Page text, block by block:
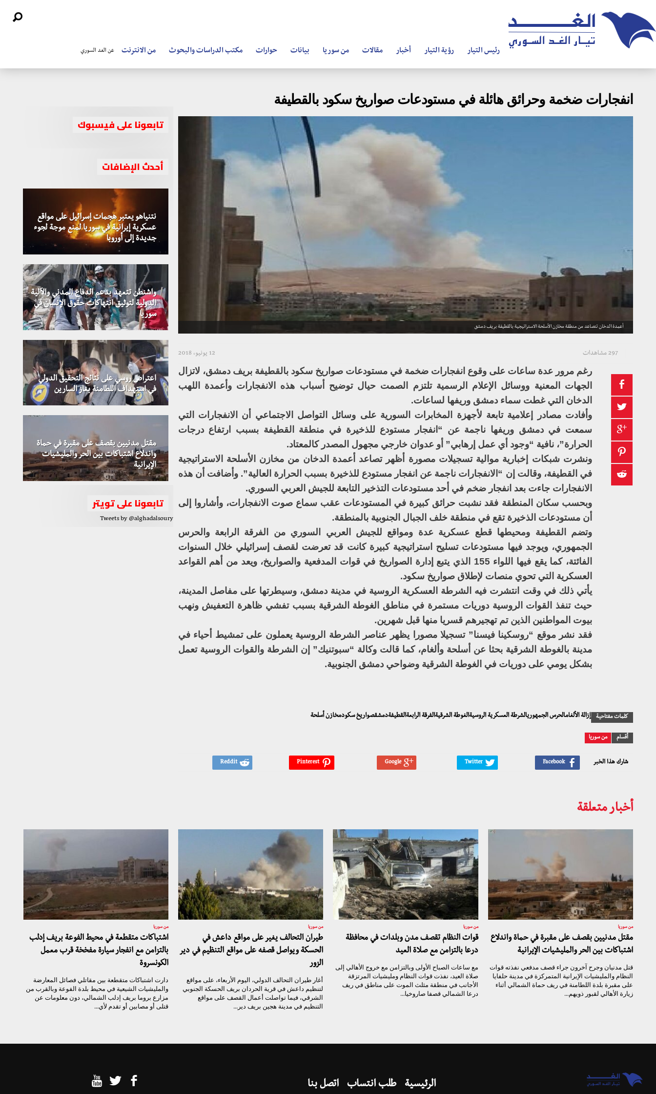
رئيس التيار رؤية التيار أخبار مقالات من سوريا بيانات حوارات مكتب الدراسات والبحوث من الانترنت عن الغد السوري
انفجارات ضخمة وحرائق هائلة في مستودعات صواريخ سكود بالقطيفة
أعمدة الدخان تتصاعد من منطقة مخازن الأسلحة الاستراتيجية بالقطيفة بريف دمشق
12 يونيو، 2018 297 مشاهدات
رغم مرور عدة ساعات على وقوع انفجارات ضخمة في مستودعات صواريخ سكود بالقطيفة بريف دمشق، لاتزال
الجهات المعنية ووسائل الإعلام الرسمية تلتزم الصمت حيال توضيح أسباب هذه الانفجارات وأعمدة اللهب
الدخان التي غطت سماء دمشق وريفها لساعات.
وأفادت مصادر إعلامية تابعة لأجهزة المخابرات السورية على وسائل التواصل الاجتماعي أن الانفجارات التي
سمعت في دمشق وريفها ناجمة عن “انفجار مستودع للذخيرة في منطقة القطيفة بسبب ارتفاع درجات
الحرارة”، نافية “وجود أي عمل إرهابي” أو عدوان خارجي مجهول المصدر كالمعتاد.
ونشرت شبكات إخبارية موالية تسجيلات مصورة أظهر تصاعد أعمدة الدخان من مخازن الأسلحة الاستراتيجية
في القطيفة، وقالت إن “الانفجارات ناجمة عن انفجار مستودع للذخيرة بسبب الحرارة العالية”. وأضافت أن هذه
الانفجارات جاءت بعد انفجار ضخم في أحد مستودعات التذخير التابعة للجيش العربي السوري.
وبحسب سكان المنطقة فقد نشبت حرائق كبيرة في المستودعات عقب سماع صوت الانفجارات، وأشاروا إلى
أن مستودعات الذخيرة تقع في منطقة خلف الجبال الجنوبية بالمنطقة.
وتضم القطيفة ومحيطها قطع عسكرية عدة ومواقع للجيش العربي السوري من الفرقة الرابعة والحرس
الجمهوري، ويوجد فيها مستودعات تسليح استراتيجية كبيرة كانت قد تعرضت لقصف إسرائيلي خلال السنوات
الفائتة، كما يقع فيها اللواء 155 الذي يتبع إدارة الصواريخ في قوات المدفعية والصواريخ، ويعد من أهم القواعد
العسكرية التي تحوي منصات لإطلاق صواريخ سكود.
يأتي ذلك في وقت انتشرت فيه الشرطة العسكرية الروسية في مدينة دمشق، وسيطرتها على مفاصل المدينة،
حيث تنفذ القوات الروسية دوريات مستمرة في مناطق الغوطة الشرقية بسبب تفشي ظاهرة التعفيش ونهب
بيوت المواطنين الذين تم تهجيرهم قسريا منها قبل شهرين.
فقد نشر موقع “روسكينا فيسنا” تسجيلا مصورا يظهر عناصر الشرطة الروسية يعملون على تمشيط أحياء في
مدينة بالغوطة الشرقية بحثا عن أسلحة وألغام، كما قالت وكالة “سبوتنيك” إن الشرطة والقوات الروسية تعمل
بشكل يومي على دوريات في الغوطة الشرقية وضواحي دمشق الجنوبية.
كلمات مفتاحية إزالة الألغامالحرس الجمهوريالشرطة العسكرية الروسيةالغوطة الشرقيةالفرقة الرابعةالقطيفةدمشقصواريخ سكودمخازن أسلحة
أقسام من سوريا
شارك هذا الخبر
تابعونا على فيسبوك
أحدث الإضافات
نتنياهو يعتبر هجمات إسرائيل على مواقع
عسكرية إيرانية في سوريا لمنع موجة لجوء
جديدة إلى أوروبا
واشنطن تتعهد بدعم الدفاع المدني والآلية
الدولية لتوثيق انتهاكات حقوق الإنسان في
سوريا
اعتراض روسي على نتائج التحقيق الدولي
في استهداف اللطامنة بغاز السارين
مقتل مدنيين بقصف على مقبرة في حماة
واندلاع اشتباكات بين الحر والمليشيات
الإيرانية
تابعونا على تويتر
Tweets by @alghadalsoury
أخبار متعلقة
من سوريا
مقتل مدنيين بقصف على مقبرة في حماة واندلاع
اشتباكات بين الحر والمليشيات الإيرانية
قتل مدنيان وجرح آخرون جراء قصف مدفعي نفذته قوات
النظام والمليشيات الإيرانية المتمركزة في مدينة حلفايا
على مقبرة بلدة اللطامنة في ريف حماة الشمالي أثناء
زيارة الأهالي لقبور ذويهم...
من سوريا
قوات النظام تقصف مدن وبلدات في محافظة
درعا بالتزامن مع صلاة العيد
مع ساعات الصباح الأولى وبالتزامن مع خروج الأهالي إلى
صلاة العيد، نفذت قوات النظام ومليشيات المرتزقة
الأجانب في منطقة مثلث الموت على مناطق في ريف
درعا الشمالي قصفا صاروخيا...
من سوريا
طيران التحالف يغير على مواقع داعش في
الحسكة ويواصل قصفه على مواقع التنظيم في دير
الزور
أغار طيران التحالف الدولي، اليوم الأربعاء، على مواقع
لتنظيم داعش في قرية الحردان بريف الحسكة الجنوبي
الشرقي، فيما تواصلت أعمال القصف على مواقع
التنظيم في مدينة هجين بريف دير...
من سوريا
اشتباكات متقطعة في محيط الفوعة بريف إدلب
بالتزامن مع انفجار سيارة مفخخة قرب معمل
الكونسروة
دارت اشتباكات متقطعة بين مقاتلي فصائل المعارضة
والمليشيات الشيعية في محيط بلدة الفوعة وبالقرب من
مزارع بروما بريف إدلب الشمالي، دون معلومات عن
قتلى أو مصابين أو تقدم لأي...
الرئيسية طلب انتساب اتصل بنا